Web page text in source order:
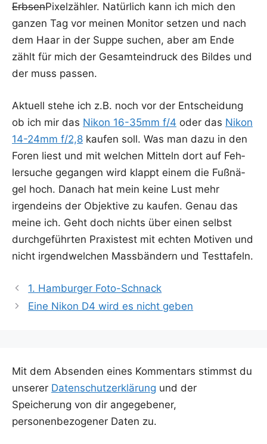
Erb­senPixel­zäh­ler. Natür­lich kann ich mich den
gan­zen Tag vor mei­nen Moni­tor set­zen und nach
dem Haar in der Sup­pe suchen, aber am Ende
zählt für mich der Gesamt­ein­druck des Bil­des und
der muss passen.
Aktu­ell ste­he ich z.B. noch vor der Ent­schei­dung
ob ich mir das Nikon 16-35mm f/4 oder das Nikon
14-24mm f/2,8 kau­fen soll. Was man dazu in den
Foren liest und mit wel­chen Mit­teln dort auf Feh­
ler­su­che gegan­gen wird klappt einem die Fuß­nä­
gel hoch. Danach hat mein kei­ne Lust mehr
irgend­eins der Objek­ti­ve zu kau­fen. Genau das
mei­ne ich. Geht doch nichts über einen selbst
durch­ge­führ­ten Pra­xis­test mit ech­ten Moti­ven und
nicht irgend­wel­chen Mass­bän­dern und Testtafeln.
1. Hamburger Foto-Schnack
Eine Nikon D4 wird es nicht geben
Mit dem Absenden eines Kommentars stimmst du
unserer Datenschutzerklärung und der
Speicherung von dir angegebener,
personenbezogener Daten zu.